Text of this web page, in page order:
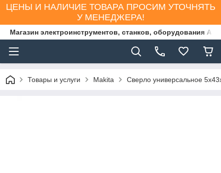
ЦЕНЫ И НАЛИЧИЕ ТОВАРА ПРОСИМ УТОЧНЯТЬ
У МЕНЕДЖЕРА!
Магазин электроинструментов, станков, оборудования
Товары и услуги Makita Сверло универсальное